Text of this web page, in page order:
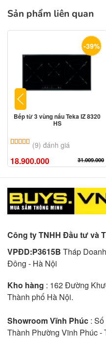
Sản phẩm liên quan
-39%
Bếp từ 3 vùng nấu Teka IZ 8320
HS
5.00 trên 5 dựa trên
(9) đánh giá
18.900.000 31.009.000
Công ty TNHH Đầu tư và
VPĐD:P3615B Tháp
Đông - Hà Nội
Kho hàng : 162 Đường
Thành phố Hà Nội.
Showroom Vĩnh Phúc :
Thành Phường Vĩnh Phúc -